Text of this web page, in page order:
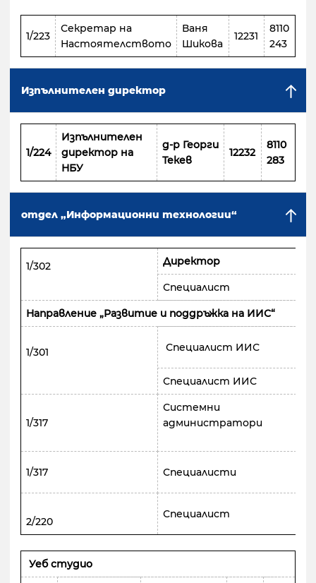
1/223
Секретар на
Настоятелството
Ваня
Шикова
12231
8110
243
Изпълнителен директор
1/224
Изпълнителен
директор на
НБУ
д-р Георги
Текев
12232
8110
283
отдел „Информационни технологии“
1/302 Директор
Специалист
Направление „Развитие и поддръжка на ИИС“
1/301 Специалист ИИС
Специалист ИИС
1/317
Системни
администратори
1/317 Специалисти
2/220
Специалист
Уеб студио